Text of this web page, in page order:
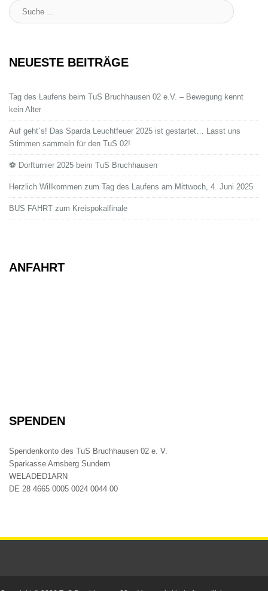
Suche
:
NEUESTE BEITRÄGE
Tag des Laufens beim TuS Bruchhausen 02 e.V. – Bewegung kennt
kein Alter
Auf geht`s! Das Sparda Leuchtfeuer 2025 ist gestartet… Lasst uns
Stimmen sammeln für den TuS 02!
⚽ Dorfturnier 2025 beim TuS Bruchhausen
Herzlich Willkommen zum Tag des Laufens am Mittwoch, 4. Juni 2025
BUS FAHRT zum Kreispokalfinale
ANFAHRT
SPENDEN
Spendenkonto des TuS Bruchhausen 02 e. V.
Sparkasse Arnsberg Sundern
WELADED1ARN
DE 28 4665 0005 0024 0044 00